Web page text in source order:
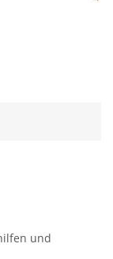
und